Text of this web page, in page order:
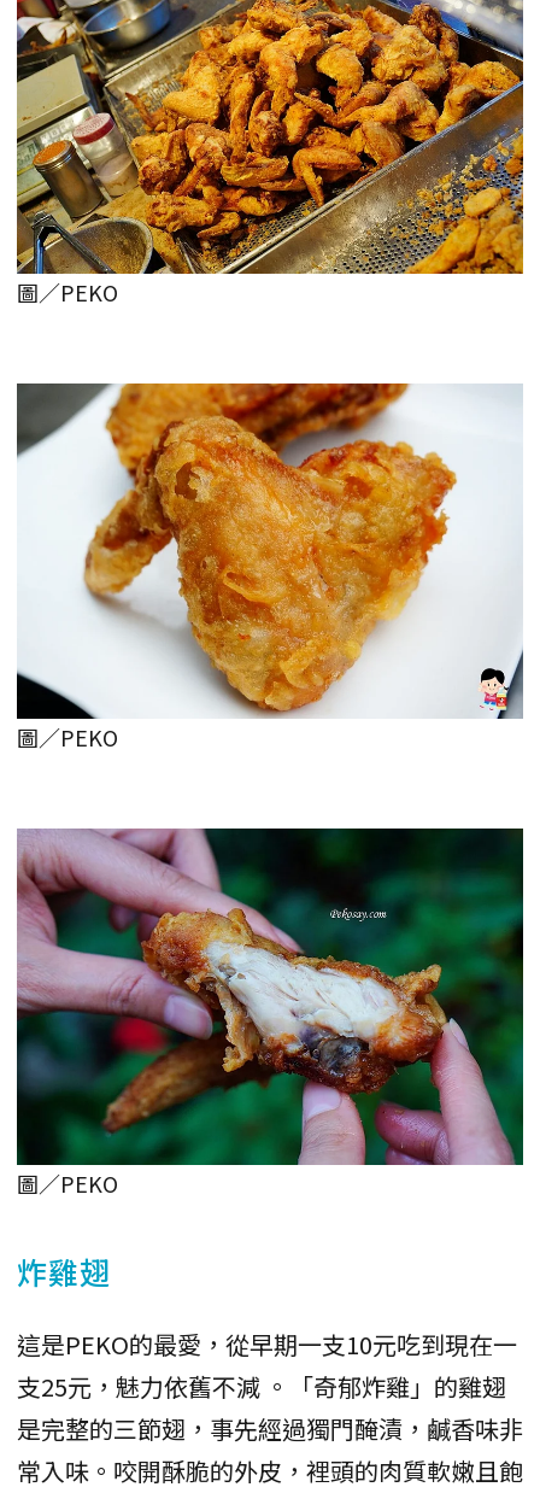
圖／PEKO
圖／PEKO
圖／PEKO
炸雞翅
這是PEKO的最愛，從早期一支10元吃到現在一
支25元，魅力依舊不減 。「奇郁炸雞」的雞翅
是完整的三節翅，事先經過獨門醃漬，鹹香味非
常入味。咬開酥脆的外皮，裡頭的肉質軟嫩且飽